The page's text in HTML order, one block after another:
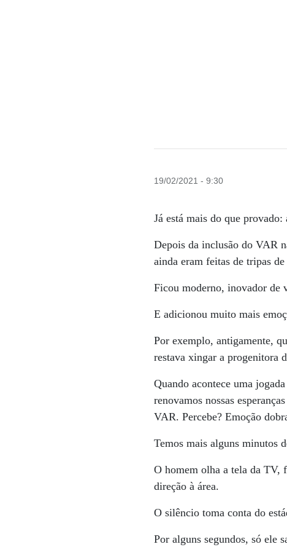
19/02/2021 - 9:30
Já está mais do que
Depois da inclusão do VAR
ainda eram feitas de tripas
Ficou moderno, inovador de
E adicionou muito mais
Por exemplo, antigamente,
restava xingar a progenitora
Quando acontece uma
renovamos nossas
VAR. Percebe? Emoção
Temos mais alguns minutos
O homem olha a tela da TV,
direção à área.
O silêncio toma conta do
Por alguns segundos, só ele